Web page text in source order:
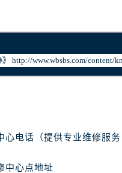
青秀区金湖路59号地王大
蜀山区潜山路111号万象
丰泽区宝洲路729号浦西
南区山东路6号华润大厦B
芝罘区胜利路139号万达
盘龙区北京路928号同德昆
市长安区中山东路39号勒
碑林区南关正街88号华侨
中心点地址